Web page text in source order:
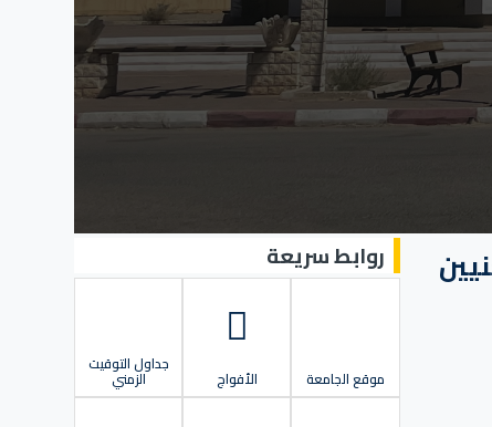
روابط سريعة
موقع الجامعة الأفواج
جداول التوقيت
الزمني